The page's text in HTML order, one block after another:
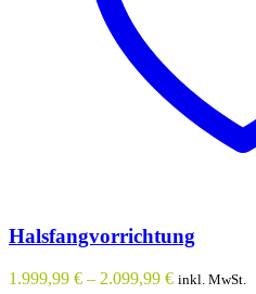
Halsfangvorrichtung
1.999,99 € – 2.099,99 € inkl. MwSt.